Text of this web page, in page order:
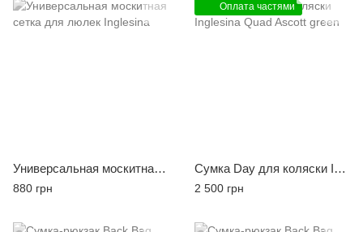
Универсальная москитная сетка для люлек Inglesina
880 грн
Оплата частями
Сумка Day для коляски Inglesina Quad Ascott green
2 500 грн